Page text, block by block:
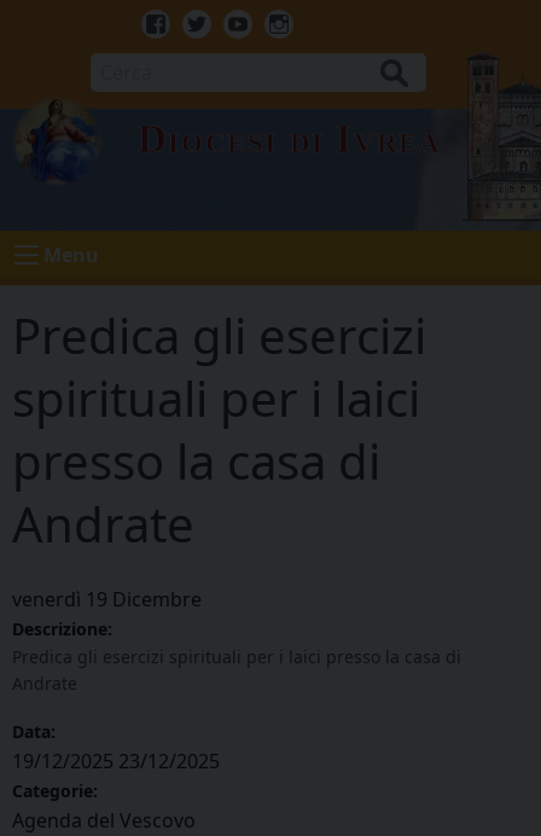
Facebook
TwitterYoutubeInstagram
Diocesi di Ivrea
Menu
Predica gli esercizi
spirituali per i laici
presso la casa di
Andrate
venerdì 19 Dicembre
Descrizione:
Predica gli esercizi spirituali per i laici presso la casa di
Andrate
Data:
19/12/2025 23/12/2025
Categorie:
Agenda del Vescovo